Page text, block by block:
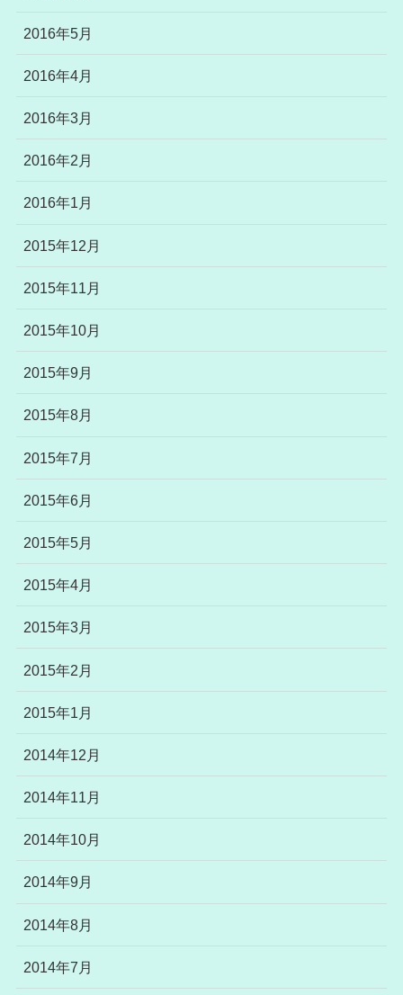
2016年5月
2016年4月
2016年3月
2016年2月
2016年1月
2015年12月
2015年11月
2015年10月
2015年9月
2015年8月
2015年7月
2015年6月
2015年5月
2015年4月
2015年3月
2015年2月
2015年1月
2014年12月
2014年11月
2014年10月
2014年9月
2014年8月
2014年7月